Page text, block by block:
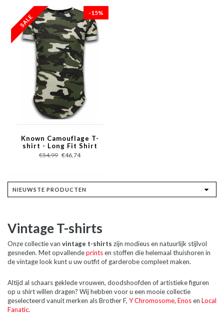
-15%
Known Camouflage T-
shirt - Long Fit Shirt
Army - Groen
€54,99 €46,74
Vintage T-shirts
Onze collectie van vintage t-shirts zijn modieus en natuurlijk stijlvol
gesneden. Met opvallendeprintsen stoffen die helemaal thuishoren in
de vintage look kunt u uw outfit of garderobe compleet maken.
Altijd al schaars geklede vrouwen, doodshoofden of artistieke figuren
op u shirt willen dragen? Wij hebben voor u een mooie collectie
geselecteerd vanuit merken als Brother F, Y Chromosome, Enosen Local
Fanatic.